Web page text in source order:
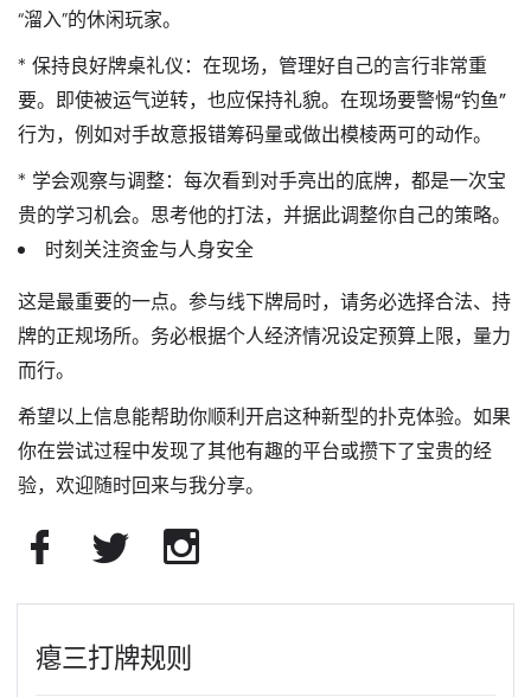
“溜入”的休闲玩家。
* 保持良好牌桌礼仪：在现场， 管理好自己的言行非常重
要。即使被运气逆转，也应保持礼貌。在现场要警惕“钓鱼”
行为，例如对手故意报错筹码量或做出模棱两可的动作。
* 学会观察与调整：每次看到对手亮出的底牌，都是一次宝
贵的学习机会。思考他的打法，并据此调整你自己的策略。
时刻关注资金与人身安全
这是最重要的一点。参与线下牌局时，请务必选择合法、持
牌的正规场所。务必根据个人经济情况设定预算上限，量力
而行。
希望以上信息能帮助你顺利开启这种新型的扑克体验。如果
你在尝试过程中发现了其他有趣的平台或攒下了宝贵的经
验，欢迎随时回来与我分享。
瘪三打牌规则